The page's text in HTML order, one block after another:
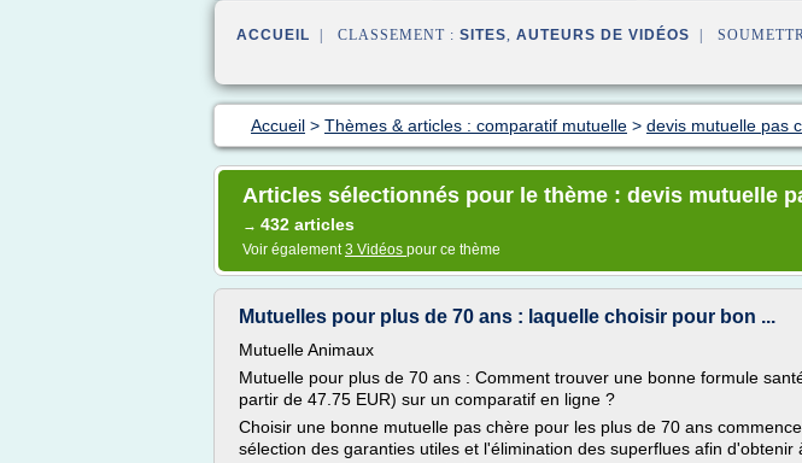
ACCUEIL | CLASSEMENT : SITES, AUTEURS DE VIDÉOS |
Accueil > Thèmes & articles : comparatif mutuelle > devis mutuelle pas
Articles sélectionnés pour le thème : devis mutuelle
→ 432 articles
Voir également3 Vidéos pour ce thème
Mutuelles pour plus de 70 ans : laquelle choisir pour bon ...
Mutuelle Animaux
Mutuelle pour plus de 70 ans : Comment trouver une bonne formule
partir de 47.75 EUR) sur un comparatif en ligne ?
Choisir une bonne mutuelle pas chère pour les plus de 70 ans
sélection des garanties utiles et l'élimination des superflues afin d'obtenir